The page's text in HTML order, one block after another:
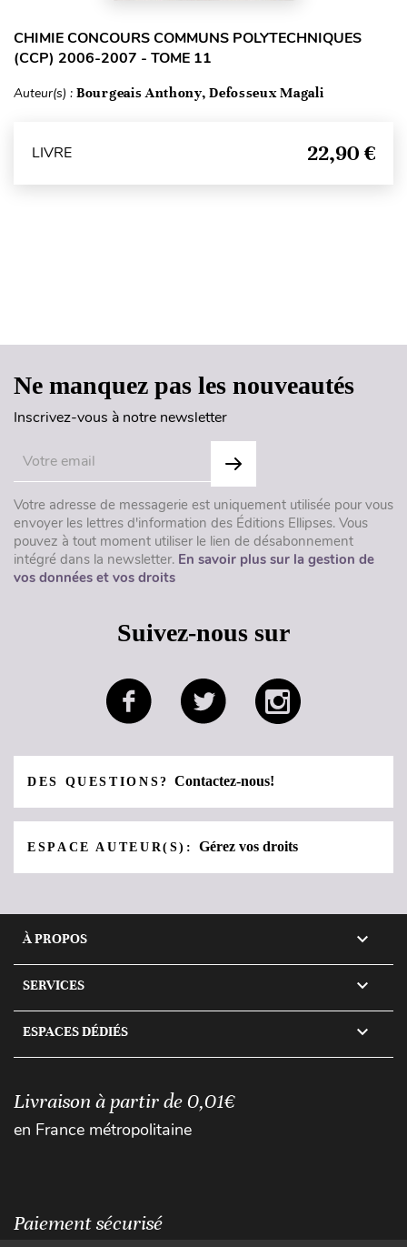
CHIMIE CONCOURS COMMUNS POLYTECHNIQUES
(CCP) 2006-2007 - TOME 11
Auteur(s) : Bourgeais Anthony, Defosseux Magali
LIVRE 22,90 €
Ne manquez pas les nouveautés
Inscrivez-vous à notre newsletter
Votre adresse de messagerie est uniquement utilisée pour vous
envoyer les lettres d'information des Éditions Ellipses. Vous
pouvez à tout moment utiliser le lien de désabonnement
intégré dans la newsletter. En savoir plus sur la gestion de
vos données et vos droits
Suivez-nous sur
DES QUESTIONS?Contactez-nous!
ESPACE AUTEUR(S):Gérez vos droits
À PROPOS 
SERVICES 
ESPACES DÉDIÉS 
Livraison à partir de 0,01€
en France métropolitaine
Paiement sécurisé